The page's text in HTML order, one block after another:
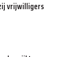
vrijwilligers